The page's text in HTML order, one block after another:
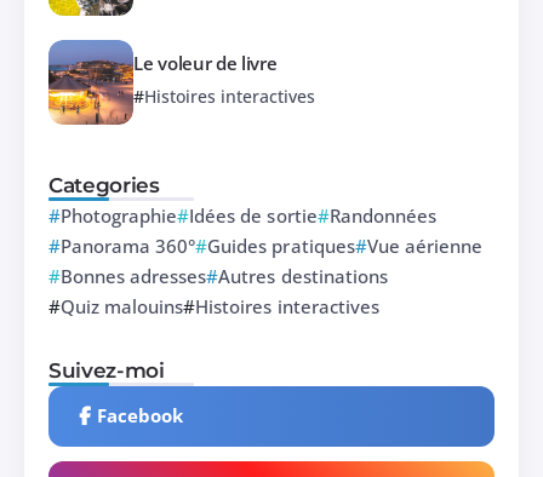
Le voleur de livre
Histoires interactives
Categories
Photographie Idées de sortie Randonnées
Panorama 360° Guides pratiques Vue aérienne
Bonnes adresses Autres destinations
Quiz malouins Histoires interactives
Suivez-moi
Facebook